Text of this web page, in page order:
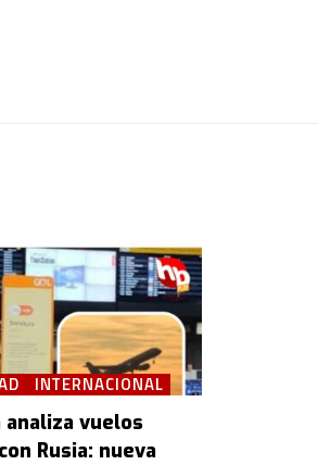
INTERNACIONAL
analiza vuelos
Rusia: nueva